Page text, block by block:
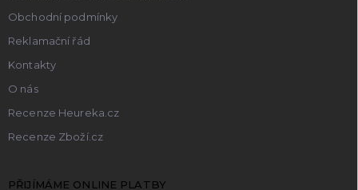
Obchodní podmínky
Reklamační řád
Kontakty
O nás
Recenze Heureka.cz
Recenze Zboží.cz
PŘIJÍMÁME ONLINE PLATBY